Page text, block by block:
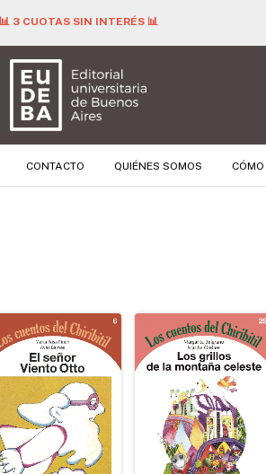
📊 3 CUOTAS SIN INTERÉS 📊
CONTACTO QUIÉNES SOMOS